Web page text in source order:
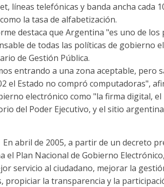
líneas telefónicas y banda ancha cada
la tasa de alfabetización.
destaca que Argentina "es uno de
de todas las políticas de gobierno
de Gestión Pública.
entrando a una zona aceptable, pero
el Estado no compró computadoras",
electrónico como "la firma digital,
del Poder Ejecutivo, y el sitio
de 2005, a partir de un decreto
el Plan Nacional de Gobierno
servicio al ciudadano, mejorar la
propiciar la transparencia y la